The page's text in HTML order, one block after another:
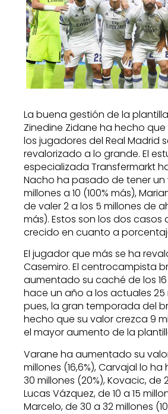
La buena gestión de la
Zinedine Zidane ha hecho
los jugadores del Real Madrid
revalorizado a lo grande. El
especializada Transfermarkt
Nacho ha pasado de tener un
millones a 10 (100% más),
de valer 2 a los 5 millones de
más). Estos son los dos casos
crecido en cuanto a
El jugador que más se ha
Casemiro. El centrocampista
aumentado su caché de los
hace un año a los actuales 25
pues, la gran temporada del
hecho que su valor crezca 9
el mayor aumento de la
Varane ha aumentado su
millones (16,6%), Carvajal lo
30 millones (20%), Kovacic, de
Lucas Vázquez, de 10 a 15
Marcelo, de 30 a 32 millones